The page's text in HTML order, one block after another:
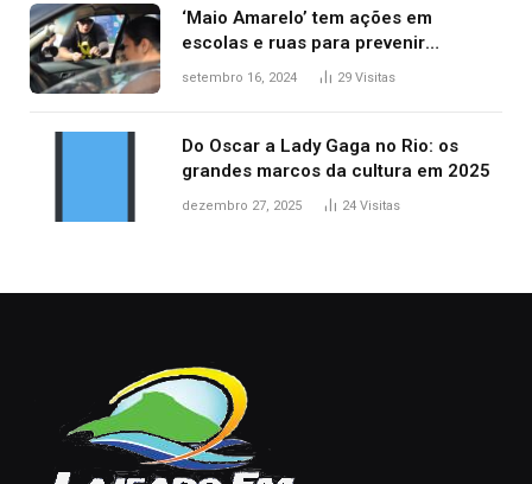
‘Maio Amarelo’ tem ações em
escolas e ruas para prevenir
acidentes no trânsito no AP
setembro 16, 2024 29 Visitas
Do Oscar a Lady Gaga no Rio: os
grandes marcos da cultura em 2025
dezembro 27, 2025 24 Visitas